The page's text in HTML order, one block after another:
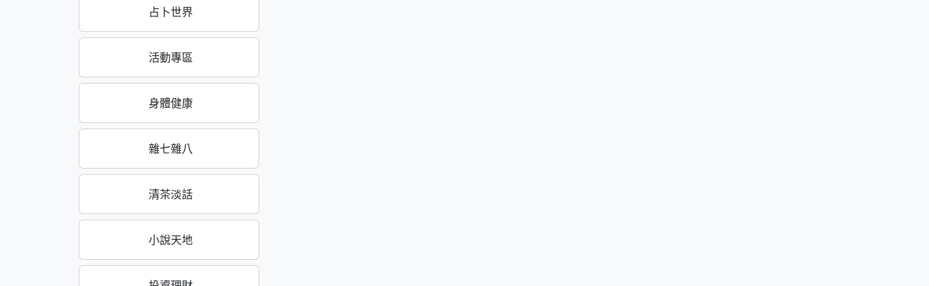
占卜世界
活動專區
身體健康
雜七雜八
清茶淡話
小說天地